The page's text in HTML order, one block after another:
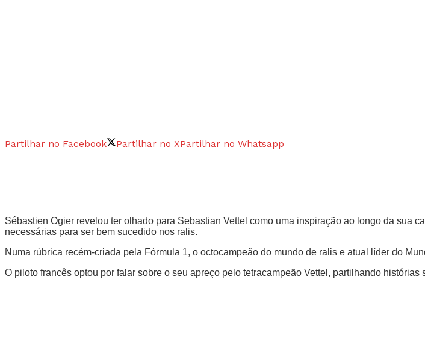
Partilhar no Facebook Partilhar no XPartilhar no Whatsapp
Sébastien Ogier revelou ter olhado para Sebastian Vettel como uma inspiração ao longo da sua
necessárias para ser bem sucedido nos ralis.
Numa rúbrica recém-criada pela Fórmula 1, o octocampeão do mundo de ralis e atual líder do
O piloto francês optou por falar sobre o seu apreço pelo tetracampeão Vettel, partilhando